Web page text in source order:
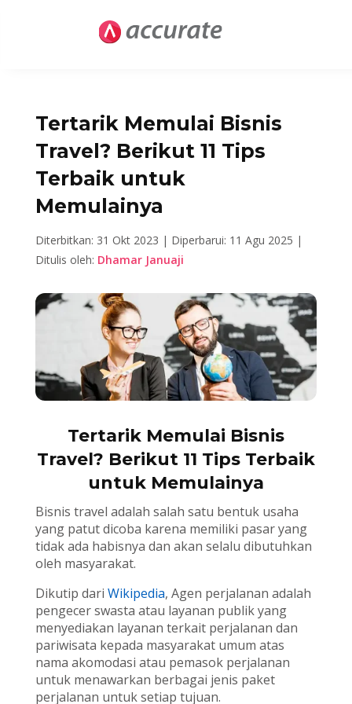
Tertarik Memulai Bisnis
Travel? Berikut 11 Tips
Terbaik untuk
Memulainya
Diterbitkan: 31 Okt 2023 | Diperbarui: 11 Agu 2025 |
Ditulis oleh: Dhamar Januaji
Tertarik Memulai Bisnis
Travel? Berikut 11 Tips Terbaik
untuk Memulainya
Bisnis travel adalah salah satu bentuk usaha
yang patut dicoba karena memiliki pasar yang
tidak ada habisnya dan akan selalu dibutuhkan
oleh masyarakat.
Dikutip dari Wikipedia, Agen perjalanan adalah
pengecer swasta atau layanan publik yang
menyediakan layanan terkait perjalanan dan
pariwisata kepada masyarakat umum atas
nama akomodasi atau pemasok perjalanan
untuk menawarkan berbagai jenis paket
perjalanan untuk setiap tujuan.